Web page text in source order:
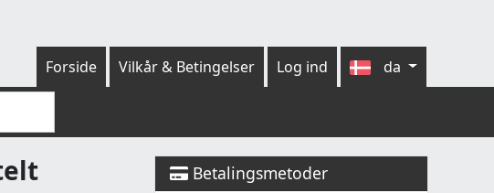
Forside Vilkår & Betingelser Log ind da
Betalingsmetoder